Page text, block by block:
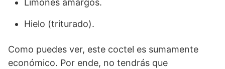
Limones amargos.
Hielo (triturado).
Como puedes ver, este coctel es sumamente
económico. Por ende, no tendrás que